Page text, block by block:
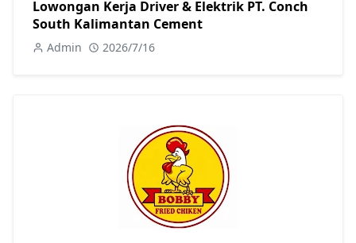
Lowongan Kerja Driver & Elektrik PT. Conch
South Kalimantan Cement
Admin 2026/7/16